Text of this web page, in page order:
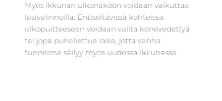
Myös ikkunan ulkonäköön voidaan vaikuttaa
lasivalinnoilla. Entisöitävissä kohteissa
ulkopuitteeseen voidaan valita konevedettyä
tai jopa puhallettua lasia, jotta vanha
tunnelma säilyy myös uudessa ikkunassa.